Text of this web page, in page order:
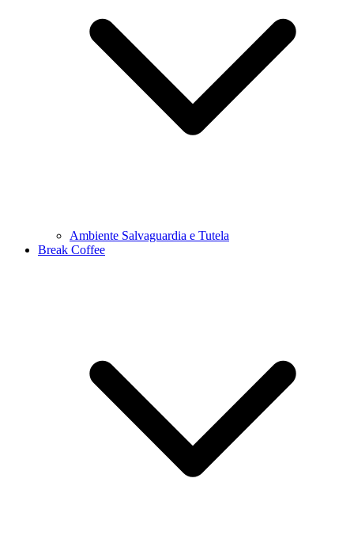
Ambiente Salvaguardia e Tutela
Break Coffee